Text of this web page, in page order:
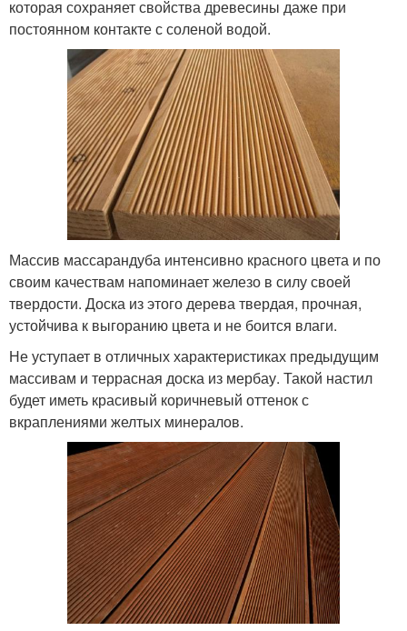
которая сохраняет свойства древесины даже при
постоянном контакте с соленой водой.
Массив массарандуба интенсивно красного цвета и по
своим качествам напоминает железо в силу своей
твердости. Доска из этого дерева твердая, прочная,
устойчива к выгоранию цвета и не боится влаги.
Не уступает в отличных характеристиках предыдущим
массивам и террасная доска из мербау. Такой настил
будет иметь красивый коричневый оттенок с
вкраплениями желтых минералов.